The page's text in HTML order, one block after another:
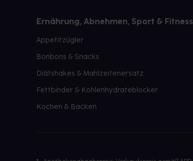
Ernährung, Abnehmen, Sport & Fitness
Appetitzügler
Bonbons & Snacks
Diätshakes & Mahlzeitenersatz
Fettbinder & Kohlenhydrateblocker
Kochen & Backen